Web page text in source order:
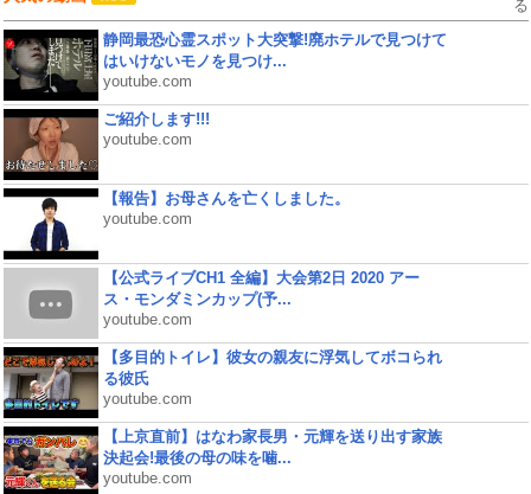
る
静岡最恐心霊スポット大突撃!廃ホテルで見つけて
はいけないモノを見つけ...
youtube.com
ご紹介します!!!
youtube.com
【報告】お母さんを亡くしました。
youtube.com
【公式ライブCH1 全編】大会第2日 2020 アー
ス・モンダミンカップ(予...
youtube.com
【多目的トイレ】彼女の親友に浮気してボコられ
る彼氏
youtube.com
【上京直前】はなわ家長男・元輝を送り出す家族
決起会!最後の母の味を噛...
youtube.com